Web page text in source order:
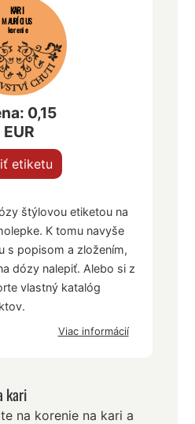
KARI
MAURÍCIUS
korenie
0,15
EUR
etiketu
štýlovou etiketou na
K tomu navyše
s popisom a zložením,
dózy nalepiť. Alebo si z
vlastný katalóg
Viac informácií
kari
na korenie na kari a